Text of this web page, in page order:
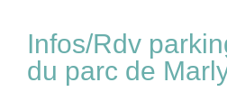
Infos/Rdv
du parc de